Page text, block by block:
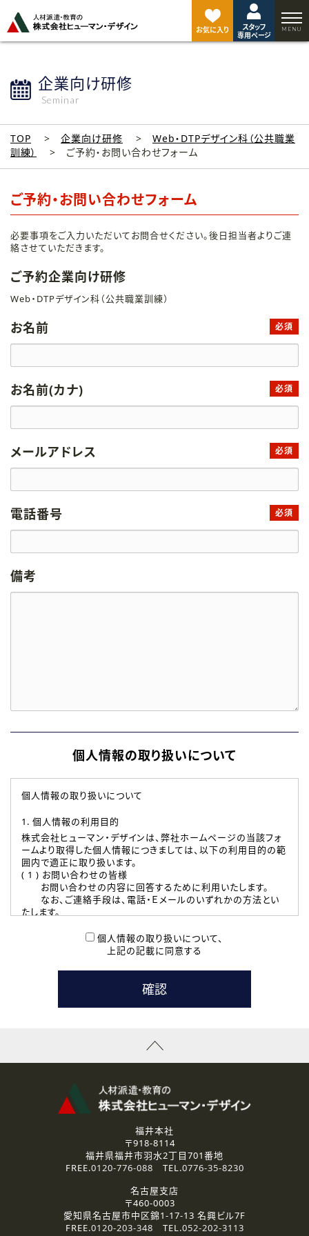
お気に入り
スタッフ
専用ページ
企業向け研修
Seminar
TOP 企業向け研修
Web・DTPデザイン科（公共職業
訓練）
ご予約・お問い合わせフォーム
ご予約・お問い合わせフォーム
必要事項をご入力いただいてお問合せください。後日担当者よりご連
絡させていただきます。
ご予約企業向け研修
Web・DTPデザイン科（公共職業訓練）
お名前 必須
お名前(カナ) 必須
メールアドレス 必須
電話番号 必須
備考
個人情報の取り扱いについて
個人情報の取り扱いについて
1. 個人情報の利用目的
株式会社ヒューマン・デザインは、弊社ホームページの当該フォ
ームより取得した個人情報につきましては、以下の利用目的の範
囲内で適正に取り扱います。
( 1 ) お問い合わせの皆様
お問い合わせの内容に回答するために利用いたします。
なお、ご連絡手段は、電話・Ｅメールのいずれかの方法とい
たします。
本登録に関するご連絡および本登録時の参考情報として利
たします。
( 3 ) スタッフ派遣を検討されている企業の皆様
お問い合わせの内容に回答するために利用いたします。
なお、ご連絡手段は、電話・Ｅメールのいずれかの方法とい
資料送付、受講相談に関するご連絡のために利用いたしま
その他、お問い合わせの内容に回答するために利用いたし
なお、ご連絡手段は、電話・Ｅメールのいずれかの方法とい
2.個人情報の第三者提供
ご提供いただいた個人情報は、法令等の規定に従う場合を除き、
3.個人情報の取り扱いの委託
弊社の定める個人情報保護の評価基準を満たした委託先に、個
人情報を委託する場合があります。
個人情報の取り扱いについて、
上記の記載に同意する
ジ
ト
福井本社
〒918-8114
福井県福井市羽水2丁目701番地
FREE.0120-776-088 TEL.0776-35-8230
名古屋支店
〒460-0003
愛知県名古屋市中区錦1-17-13 名興ビル7F
FREE.0120-203-348 TEL.052-202-3113